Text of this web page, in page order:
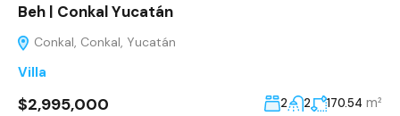
Beh | Conkal Yucatán
Conkal, Conkal, Yucatán
Villa
$2,995,000 2 2 170.54 m²